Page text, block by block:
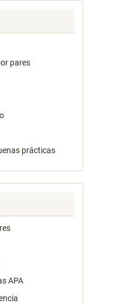
pares
prácticas
APA